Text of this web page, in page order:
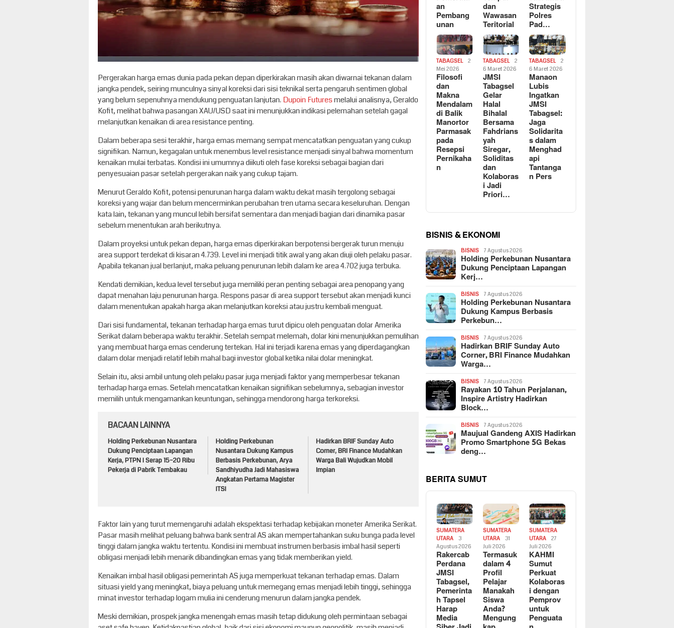
Pergerakan harga emas dunia pada pekan depan diperkirakan masih akan diwarnai tekanan dalam
jangka pendek, seiring munculnya sinyal koreksi dari sisi teknikal serta pengaruh sentimen global
yang belum sepenuhnya mendukung penguatan lanjutan. Dupoin Futuresmelalui analisnya, Geraldo
Kofit, melihat bahwa pasangan XAU/USD saat ini menunjukkan indikasi pelemahan setelah gagal
melanjutkan kenaikan di area resistance penting.
Dalam beberapa sesi terakhir, harga emas memang sempat mencatatkan penguatan yang cukup
signifikan. Namun, kegagalan untuk menembus level resistance menjadi sinyal bahwa momentum
kenaikan mulai terbatas. Kondisi ini umumnya diikuti oleh fase koreksi sebagai bagian dari
penyesuaian pasar setelah pergerakan naik yang cukup tajam.
Menurut Geraldo Kofit, potensi penurunan harga dalam waktu dekat masih tergolong sebagai
koreksi yang wajar dan belum mencerminkan perubahan tren utama secara keseluruhan. Dengan
kata lain, tekanan yang muncul lebih bersifat sementara dan menjadi bagian dari dinamika pasar
sebelum menentukan arah berikutnya.
Dalam proyeksi untuk pekan depan, harga emas diperkirakan berpotensi bergerak turun menuju
area support terdekat di kisaran 4.739. Level ini menjadi titik awal yang akan diuji oleh pelaku pasar.
Apabila tekanan jual berlanjut, maka peluang penurunan lebih dalam ke area 4.702 juga terbuka.
Kendati demikian, kedua level tersebut juga memiliki peran penting sebagai area penopang yang
dapat menahan laju penurunan harga. Respons pasar di area support tersebut akan menjadi kunci
dalam menentukan apakah harga akan melanjutkan koreksi atau justru kembali menguat.
Dari sisi fundamental, tekanan terhadap harga emas turut dipicu oleh penguatan dolar Amerika
Serikat dalam beberapa waktu terakhir. Setelah sempat melemah, dolar kini menunjukkan pemulihan
yang membuat harga emas cenderung tertekan. Hal ini terjadi karena emas yang diperdagangkan
dalam dolar menjadi relatif lebih mahal bagi investor global ketika nilai dolar meningkat.
Selain itu, aksi ambil untung oleh pelaku pasar juga menjadi faktor yang memperbesar tekanan
terhadap harga emas. Setelah mencatatkan kenaikan signifikan sebelumnya, sebagian investor
memilih untuk mengamankan keuntungan, sehingga mendorong harga terkoreksi.
BACAAN LAINNYA
Holding Perkebunan Nusantara
Dukung Penciptaan Lapangan
Kerja, PTPN I Serap 15–20 Ribu
Pekerja di Pabrik Tembakau
Holding Perkebunan
Nusantara Dukung Kampus
Berbasis Perkebunan, Arya
Sandhiyudha Jadi Mahasiswa
Angkatan Pertama Magister
ITSI
Hadirkan BRIF Sunday Auto
Corner, BRI Finance Mudahkan
Warga Bali Wujudkan Mobil
Impian
Faktor lain yang turut memengaruhi adalah ekspektasi terhadap kebijakan moneter Amerika Serikat.
Pasar masih melihat peluang bahwa bank sentral AS akan mempertahankan suku bunga pada level
tinggi dalam jangka waktu tertentu. Kondisi ini membuat instrumen berbasis imbal hasil seperti
obligasi menjadi lebih menarik dibandingkan emas yang tidak memberikan yield.
Kenaikan imbal hasil obligasi pemerintah AS juga memperkuat tekanan terhadap emas. Dalam
situasi yield yang meningkat, biaya peluang untuk memegang emas menjadi lebih tinggi, sehingga
minat investor terhadap logam mulia ini cenderung menurun dalam jangka pendek.
Meski demikian, prospek jangka menengah emas masih tetap didukung oleh permintaan sebagai
an
Pembang
unan
dan
Wawasan
Teritorial
Strategis
Polres
Pad…
TABAGSEL
2
Mei 2026
Filosofi
dan
Makna
Mendalam
di Balik
Manortor
Parmasak
pada
Resepsi
Pernikaha
n
TABAGSEL
2
6 Maret 2026
JMSI
Tabagsel
Gelar
Halal
Bihalal
Bersama
Fahdrians
yah
Siregar,
Soliditas
dan
Kolaboras
i Jadi
Priori…
TABAGSEL
2
6 Maret 2026
Manaon
Lubis
Ingatkan
JMSI
Tabagsel:
Jaga
Solidarita
s dalam
Menghad
api
Tantanga
n Pers
BISNIS & EKONOMI
BISNIS 7 Agustus 2026
Holding Perkebunan Nusantara
Dukung Penciptaan Lapangan
Kerj…
BISNIS 7 Agustus 2026
Holding Perkebunan Nusantara
Dukung Kampus Berbasis
Perkebun…
BISNIS 7 Agustus 2026
Hadirkan BRIF Sunday Auto
Corner, BRI Finance Mudahkan
Warga…
BISNIS 7 Agustus 2026
Rayakan 10 Tahun Perjalanan,
Inspire Artistry Hadirkan
Block…
BISNIS 7 Agustus 2026
Maujual Gandeng AXIS Hadirkan
Promo Smartphone 5G Bekas
deng…
BERITA SUMUT
SUMATERA
UTARA
3
Agustus 2026
Rakercab
Perdana
JMSI
Tabagsel,
Pemerinta
h Tapsel
Harap
Media
SUMATERA
UTARA
31
Juli 2026
Termasuk
dalam 4
Profil
Pelajar
Manakah
Siswa
Anda?
Mengung
SUMATERA
UTARA
27
Juli 2026
KAHMI
Sumut
Perkuat
Kolaboras
i dengan
Pemprov
untuk
Penguata